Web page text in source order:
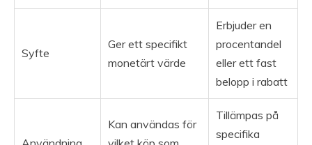
Syfte
Ger ett specifikt
monetärt värde
Erbjuder en
procentandel
eller ett fast
belopp i rabatt
Kan användas för
Tillämpas på
specifika